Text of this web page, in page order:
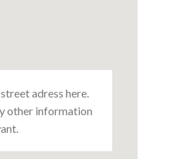
adress here.
other information